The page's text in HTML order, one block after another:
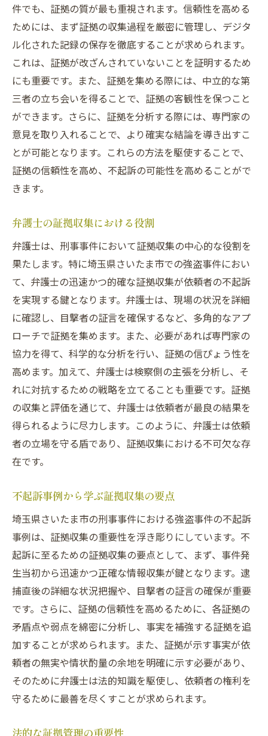
件でも、証拠の質が最も重視されます。信頼性を高める
ためには、まず証拠の収集過程を厳密に管理し、デジタ
ル化された記録の保存を徹底することが求められます。
これは、証拠が改ざんされていないことを証明するため
にも重要です。また、証拠を集める際には、中立的な第
三者の立ち会いを得ることで、証拠の客観性を保つこと
ができます。さらに、証拠を分析する際には、専門家の
意見を取り入れることで、より確実な結論を導き出すこ
とが可能となります。これらの方法を駆使することで、
証拠の信頼性を高め、不起訴の可能性を高めることがで
きます。
弁護士の証拠収集における役割
弁護士は、刑事事件において証拠収集の中心的な役割を
果たします。特に埼玉県さいたま市での強盗事件におい
て、弁護士の迅速かつ的確な証拠収集が依頼者の不起訴
を実現する鍵となります。弁護士は、現場の状況を詳細
に確認し、目撃者の証言を確保するなど、多角的なアプ
ローチで証拠を集めます。また、必要があれば専門家の
協力を得て、科学的な分析を行い、証拠の信ぴょう性を
高めます。加えて、弁護士は検察側の主張を分析し、そ
れに対抗するための戦略を立てることも重要です。証拠
の収集と評価を通じて、弁護士は依頼者が最良の結果を
得られるように尽力します。このように、弁護士は依頼
者の立場を守る盾であり、証拠収集における不可欠な存
在です。
不起訴事例から学ぶ証拠収集の要点
埼玉県さいたま市の刑事事件における強盗事件の不起訴
事例は、証拠収集の重要性を浮き彫りにしています。不
起訴に至るための証拠収集の要点として、まず、事件発
生当初から迅速かつ正確な情報収集が鍵となります。逮
捕直後の詳細な状況把握や、目撃者の証言の確保が重要
です。さらに、証拠の信頼性を高めるために、各証拠の
矛盾点や弱点を綿密に分析し、事実を補強する証拠を追
加することが求められます。また、証拠が示す事実が依
頼者の無実や情状酌量の余地を明確に示す必要があり、
そのために弁護士は法的知識を駆使し、依頼者の権利を
守るために最善を尽くすことが求められます。
法的な証拠管理の重要性